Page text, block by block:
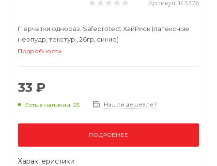
Артикул: 143376
Перчатки однораз. Safeprotect ХайРиск (латексные
неопудр, текстур., 26гр, синие)
Подробности
33 ₽
Есть в наличии: 25 Нашли дешевле?
ПОДРОБНЕЕ
Характеристики